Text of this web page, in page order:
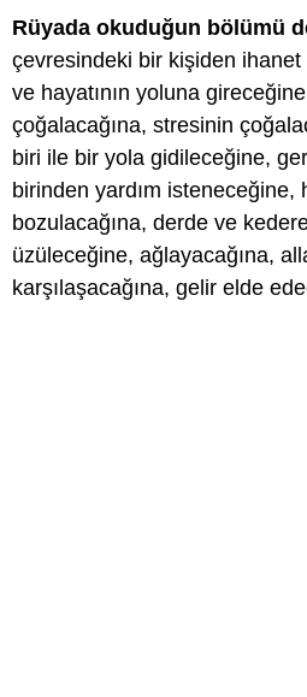
Rüyada okuduğun bölümü
çevresindeki bir kişiden
ve hayatının yoluna
çoğalacağına, stresinin
biri ile bir yola gidileceğine,
birinden yardım isteneceğine,
bozulacağına, derde ve
üzüleceğine, ağlayacağına,
karşılaşacağına, gelir elde